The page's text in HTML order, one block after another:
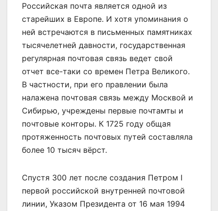
Российская почта является одной из
старейших в Европе. И хотя упоминания о
ней встречаются в письменных памятниках
тысячелетней давности, государственная
регулярная почтовая связь ведет свой
отчет все-таки со времен Петра Великого.
В частности, при его правлении была
налажена почтовая связь между Москвой и
Сибирью, учреждены первые почтамты и
почтовые конторы. К 1725 году общая
протяженность почтовых путей составляла
более 10 тысяч вёрст.
Спустя 300 лет после создания Петром I
первой российской внутренней почтовой
линии, Указом Президента от 16 мая 1994